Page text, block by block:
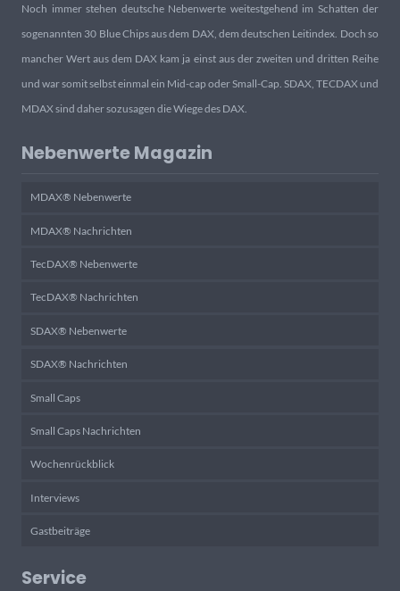
Noch immer stehen deutsche Nebenwerte weitestgehend im Schatten der
sogenannten 30 Blue Chips aus dem DAX, dem deutschen Leitindex. Doch so
mancher Wert aus dem DAX kam ja einst aus der zweiten und dritten Reihe
und war somit selbst einmal ein Mid-cap oder Small-Cap. SDAX, TECDAX und
MDAX sind daher sozusagen die Wiege des DAX.
Nebenwerte Magazin
MDAX® Nebenwerte
MDAX® Nachrichten
TecDAX® Nebenwerte
TecDAX® Nachrichten
SDAX® Nebenwerte
SDAX® Nachrichten
Small Caps
Small Caps Nachrichten
Wochenrückblick
Interviews
Gastbeiträge
Service